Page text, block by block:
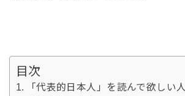
目次
「代表的日本人」を読んで欲しい人